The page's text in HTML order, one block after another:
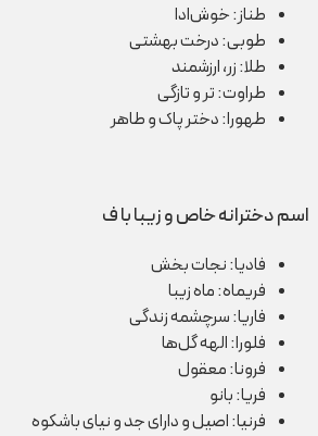
طناز: خوش‌ادا
طوبی: درخت بهشتی
طلا: زر، ارزشمند
طراوت: تر و تازگی
طهورا: دختر پاک و طاهر
اسم دخترانه خاص و زیبا با ف
فادیا: نجات بخش
فریماه: ماه زیبا
فاریا: سرچشمه زندگی
فلورا: الهه گل‌ها
فرونا: معقول
فریا: بانو
فرنیا: اصیل و دارای جد و نیای باشکوه